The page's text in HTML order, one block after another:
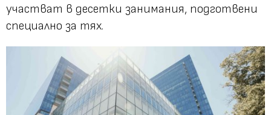
участват в десетки занимания, подготвени
специално за тях.